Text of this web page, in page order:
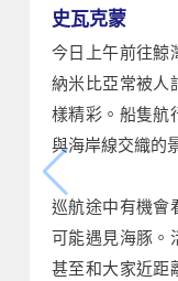
史瓦克蒙
今日上午前往鯨
納米比亞常被人
樣精彩。船隻航
與海岸線交織的
巡航途中有機會
可能遇見海豚。
甚至和大家近距